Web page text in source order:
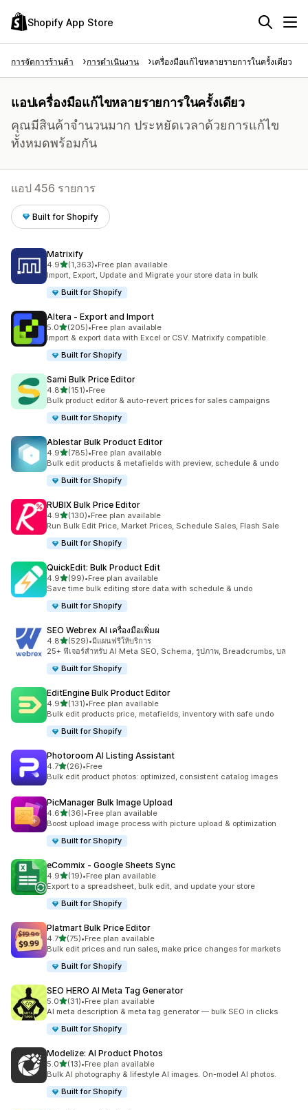
Shopify App Store
การจัดการร้านค้า การดำเนินงาน เครื่องมือแก้ไขหลายรายการในครั้งเดียว
แอปเครื่องมือแก้ไขหลายรายการในครั้งเดียว
คุณมีสินค้าจำนวนมาก ประหยัดเวลาด้วยการแก้ไข
ทั้งหมดพร้อมกัน
แอป 456 รายการ
Built for Shopify
Matrixify
4.9เต็ม 5 ดาว
(1,363)
ทั้งหมด 1363 รีวิว
•Free plan available
Import, Export, Update and Migrate your store data in bulk
Built for Shopify
Altera ‑ Export and Import
5.0เต็ม 5 ดาว
(205)
ทั้งหมด 205 รีวิว
•Free plan available
Import & export data with Excel or CSV. Matrixify compatible
Built for Shopify
Sami Bulk Price Editor
4.8เต็ม 5 ดาว
(151)
ทั้งหมด 151 รีวิว
•Free
Bulk product editor & auto-revert prices for sales campaigns
Built for Shopify
Ablestar Bulk Product Editor
4.9เต็ม 5 ดาว
(785)
ทั้งหมด 785 รีวิว
•Free plan available
Bulk edit products & metafields with preview, schedule & undo
Built for Shopify
RUBIX Bulk Price Editor
4.9เต็ม 5 ดาว
(130)
ทั้งหมด 130 รีวิว
•Free plan available
Run Bulk Edit Price, Market Prices, Schedule Sales, Flash Sale
Built for Shopify
QuickEdit: Bulk Product Edit
4.9เต็ม 5 ดาว
(99)
ทั้งหมด 99 รีวิว
•Free plan available
Save time bulk editing store data with schedule & undo
Built for Shopify
SEO Webrex AI เครื่องมือเพิ่มผ
4.8เต็ม 5 ดาว
(529)
ทั้งหมด 529 รีวิว
•มีแผนฟรีให้บริการ
25+ ฟีเจอร์สำหรับ AI Meta SEO, Schema, รูปภาพ, Breadcrumbs, บล
Built for Shopify
EditEngine Bulk Product Editor
4.9เต็ม 5 ดาว
(131)
ทั้งหมด 131 รีวิว
•Free plan available
Bulk edit products price, metafields, inventory with safe undo
Built for Shopify
Photoroom AI Listing Assistant
4.7เต็ม 5 ดาว
(26)
ทั้งหมด 26 รีวิว
•Free
Bulk edit product photos: optimized, consistent catalog images
PicManager Bulk Image Upload
4.6เต็ม 5 ดาว
(36)
ทั้งหมด 36 รีวิว
•Free plan available
Boost upload image process with picture upload & optimization
Built for Shopify
eCommix ‑ Google Sheets Sync
4.9เต็ม 5 ดาว
(19)
ทั้งหมด 19 รีวิว
•Free plan available
Export to a spreadsheet, bulk edit, and update your store
Built for Shopify
Platmart Bulk Price Editor
4.7เต็ม 5 ดาว
(75)
ทั้งหมด 75 รีวิว
•Free plan available
Bulk edit prices and run sales, make price changes for markets
Built for Shopify
SEO HERO AI Meta Tag Generator
5.0เต็ม 5 ดาว
(31)
ทั้งหมด 31 รีวิว
•Free plan available
AI meta description & meta tag generator — bulk SEO in clicks
Built for Shopify
Modelize: AI Product Photos
5.0เต็ม 5 ดาว
(13)
ทั้งหมด 13 รีวิว
•Free plan available
Bulk AI photography & lifestyle AI images. On-model AI photos.
Built for Shopify